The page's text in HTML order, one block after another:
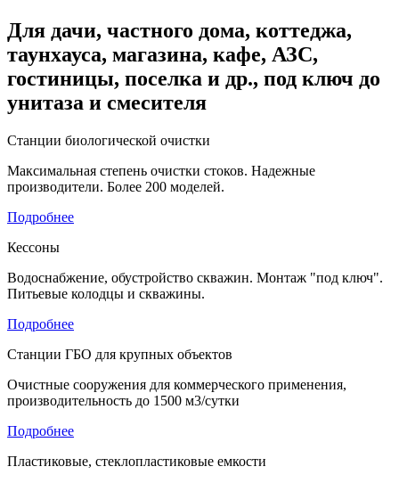
Для дачи, частного дома, коттеджа,
таунхауса, магазина, кафе, АЗС,
гостиницы, поселка и др., под ключ до
унитаза и смесителя
Станции биологической очистки
Максимальная степень очистки стоков. Надежные
производители. Более 200 моделей.
Подробнее
Кессоны
Водоснабжение, обустройство скважин. Монтаж "под ключ".
Питьевые колодцы и скважины.
Подробнее
Станции ГБО для крупных объектов
Очистные сооружения для коммерческого применения,
производительность до 1500 м3/сутки
Подробнее
Пластиковые, стеклопластиковые емкости